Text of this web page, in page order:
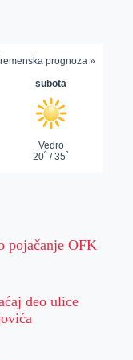
pojačanje OFK
deo ulice